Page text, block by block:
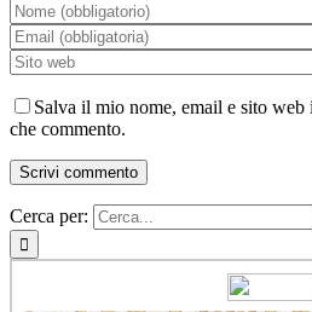
Salva il mio nome, email e sito
che commento.
Cerca per: